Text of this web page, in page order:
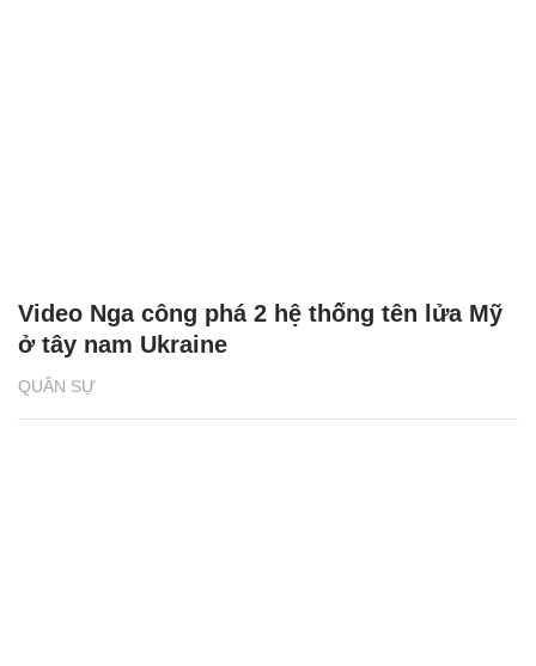
QUÂN SỰ
Video Nga công phá 2 hệ thống tên lửa Mỹ
ở tây nam Ukraine